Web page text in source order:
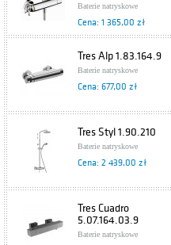
Baterie natryskowe
Cena: 1 365,00 zł
Tres Alp 1.83.164.9
Baterie natryskowe
Cena: 677,00 zł
Tres Styl 1.90.210
Baterie natryskowe
Cena: 2 439,00 zł
Tres Cuadro
5.07.164.03.9
Baterie natryskowe